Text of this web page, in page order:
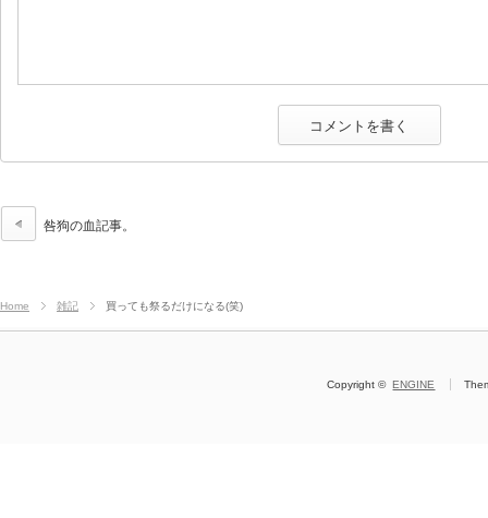
咎狗の血記事。
Home 雑記 買っても祭るだけになる(笑)
Copyright ©ENGINE